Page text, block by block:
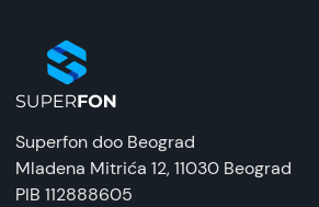
Tehnomarket
EAN:
8676424201705, 8676424204394
Zemlja porekla:
Kina
Superfon doo Beograd
Mladena Mitrića 12, 11030 Beograd
PIB 112888605